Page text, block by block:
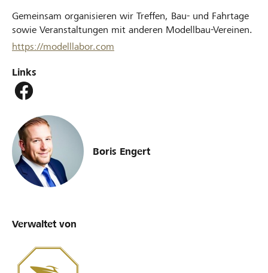
Gemeinsam organisieren wir Treffen, Bau- und Fahrtage
sowie Veranstaltungen mit anderen Modellbau-Vereinen.
https://modelllabor.com
Links
Boris Engert
Verwaltet von